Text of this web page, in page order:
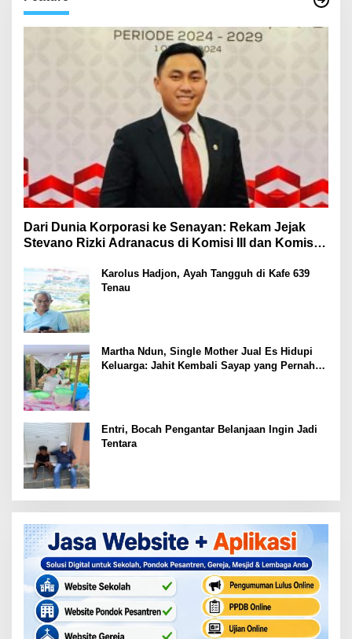
Dari Dunia Korporasi ke Senayan: Rekam Jejak
Stevano Rizki Adranacus di Komisi III dan Komisi X
Karolus Hadjon, Ayah Tangguh di Kafe 639
Tenau
Martha Ndun, Single Mother Jual Es Hidupi
Keluarga: Jahit Kembali Sayap yang Pernah
Entri, Bocah Pengantar Belanjaan Ingin Jadi
Tentara